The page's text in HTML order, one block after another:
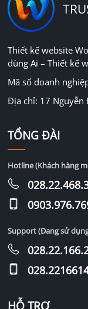
Thiết kế website
dùng Ai – Thiết kế
Mã số doanh
Địa chỉ: 17 Nguyễn
TỔNG ĐÀI
Hotline (Khách hàng
Support (Đang sử